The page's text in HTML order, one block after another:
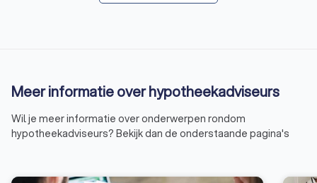
Meer informatie over hypotheekadviseurs
Wil je meer informatie over onderwerpen rondom
hypotheekadviseurs? Bekijk dan de onderstaande pagina's